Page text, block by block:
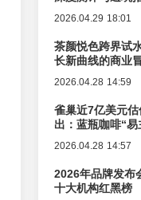
2026.04.29 18:01
茶颜悦色跨界试
长新曲线的商业
2026.04.28 14:59
雀巢近7亿美元
出：蓝瓶咖啡“
2026.04.28 14:57
2026年品牌发布
十大机构红黑榜